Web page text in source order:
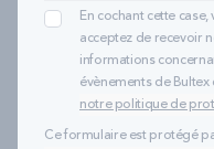
En cochant cette
acceptez de recevoir
informations
évènements de
notre politique de
Ce formulaire est protégé